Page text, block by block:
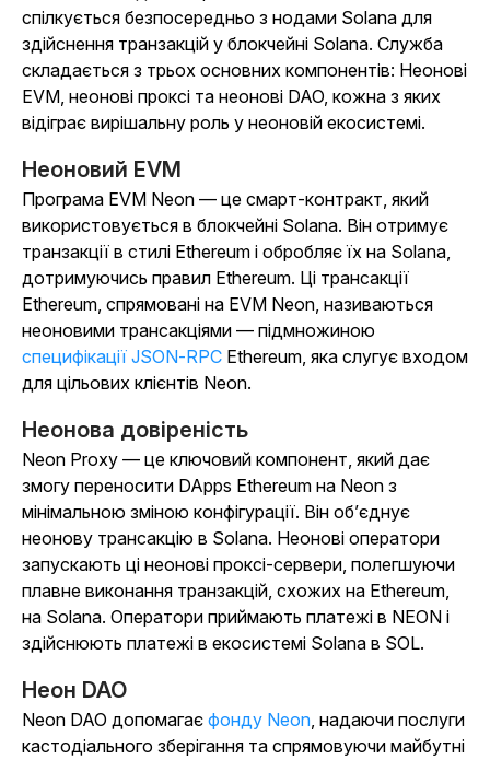
спілкується безпосередньо з нодами Solana для
здійснення транзакцій у блокчейні Solana. Служба
складається з трьох основних компонентів: Неонові
EVM, неонові проксі та неонові DAO, кожна з яких
відіграє вирішальну роль у неоновій екосистемі.
Неоновий EVM
Програма EVM Neon — це смарт-контракт, який
використовується в блокчейні Solana. Він отримує
транзакції в стилі Ethereum і обробляє їх на Solana,
дотримуючись правил Ethereum. Ці трансакції
Ethereum, спрямовані на EVM Neon, називаються
неоновими трансакціями — підмножиною
специфікації JSON-RPC Ethereum, яка слугує входом
для цільових клієнтів Neon.
Неонова довіреність
Neon Proxy — це ключовий компонент, який дає
змогу переносити DApps Ethereum на Neon з
мінімальною зміною конфігурації. Він об’єднує
неонову трансакцію в Solana. Неонові оператори
запускають ці неонові проксі-сервери, полегшуючи
плавне виконання транзакцій, схожих на Ethereum,
на Solana. Оператори приймають платежі в NEON і
здійснюють платежі в екосистемі Solana в SOL.
Неон DAO
Neon DAO допомагає фонду Neon, надаючи послуги
кастодіального зберігання та спрямовуючи майбутні